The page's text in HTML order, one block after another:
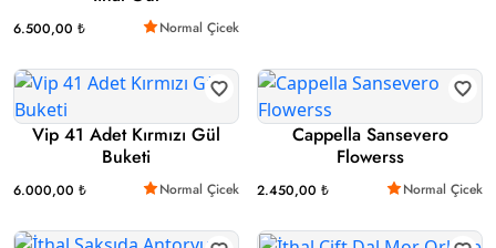
6.500,00 ₺ Normal Çicek
Vip 41 Adet Kırmızı Gül
Buketi
6.000,00 ₺ Normal Çicek
Cappella Sansevero
Flowerss
2.450,00 ₺ Normal Çicek